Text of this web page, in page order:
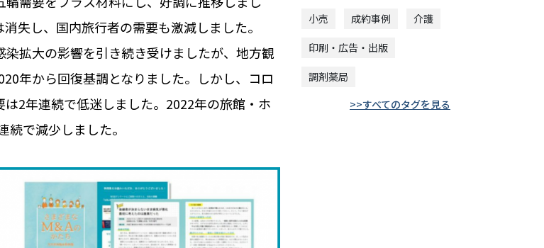
失し、国内旅行者の需要も激減しました。
拡大の影響を引き続き受けましたが、地方観
年から回復基調となりました。しかし、コロ
2年連続で低迷しました。2022年の旅館・ホ
で減少しました。
小売 成約事例 介護
印刷・広告・出版
調剤薬局
すべてのタグを見る